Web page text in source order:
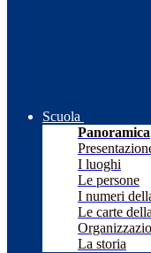
Scuola
Panoramica
I luoghi
Le persone
I numeri
Le carte
La storia